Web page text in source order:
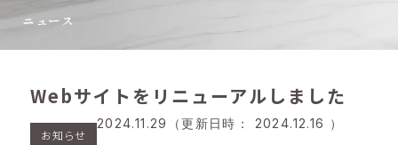
ニュース
Webサイトをリニューアルしました
お知らせ
2024.11.29 （更新日時： 2024.12.16 ）